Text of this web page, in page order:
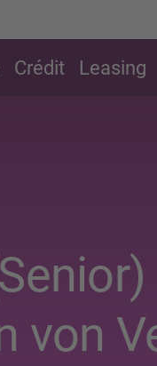
Crédit Leasing
von